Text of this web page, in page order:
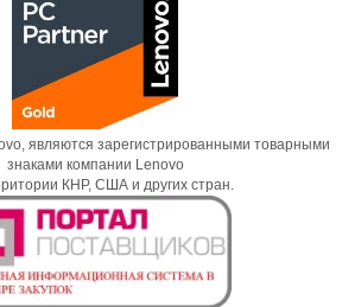
являются зарегистрированными товарными
знаками компании Lenovo
КНР, США и других стран.